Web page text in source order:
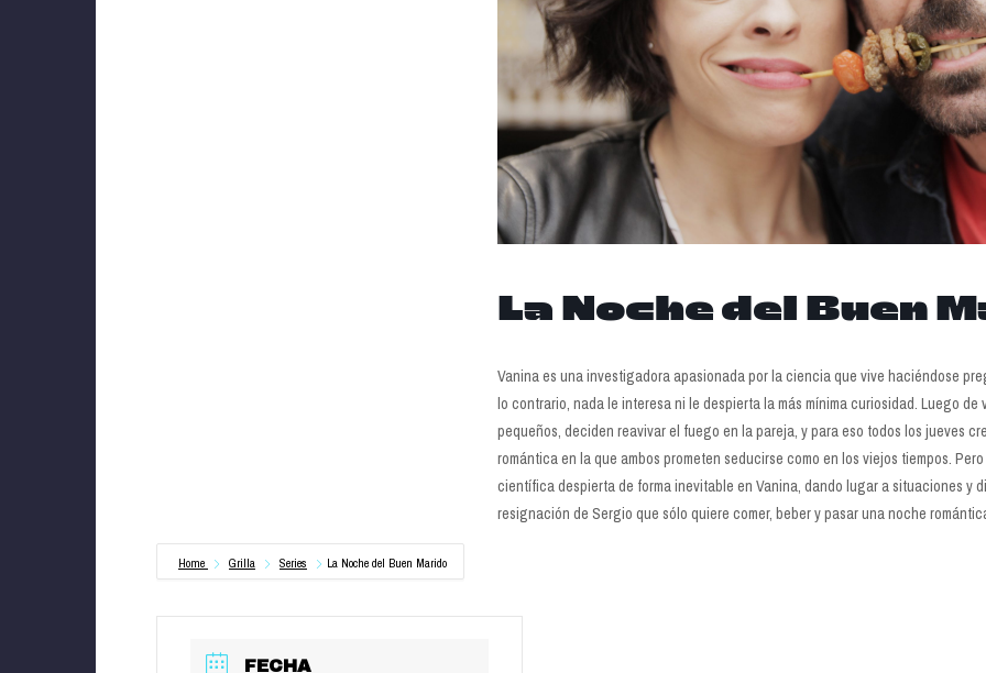
Home Grilla Series La Noche del Buen Marido
La Noche del Buen
Vanina es una investigadora apasionada por la ciencia que vive haciéndose
lo contrario, nada le interesa ni le despierta la más mínima curiosidad. Luego
pequeños, deciden reavivar el fuego en la pareja, y para eso todos los jueves
romántica en la que ambos prometen seducirse como en los viejos tiempos.
científica despierta de forma inevitable en Vanina, dando lugar a situaciones y
resignación de Sergio que sólo quiere comer, beber y pasar una noche
FECHA